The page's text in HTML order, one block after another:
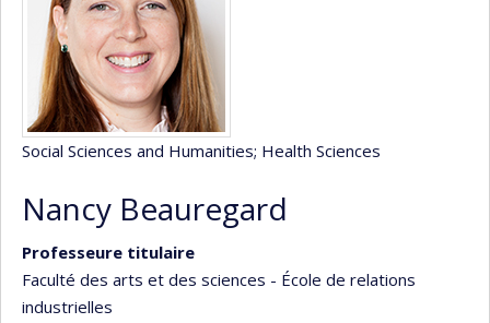
Social Sciences and Humanities; Health Sciences
Nancy Beauregard
Professeure titulaire
Faculté des arts et des sciences - École de relations
industrielles